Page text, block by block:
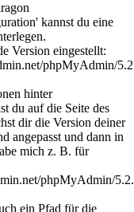
kannst du eine
Version eingestellt:
phpMyAdmin/
hinter
du auf die Seite des
dir die Version deiner
angepasst und dann in
mich z. B. für
phpMyAdmin/
ein Pfad für die